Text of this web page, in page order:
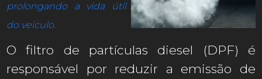
prolongando a vida útil
do veículo.
O filtro de partículas diesel (DPF) é
responsável por reduzir a emissão de